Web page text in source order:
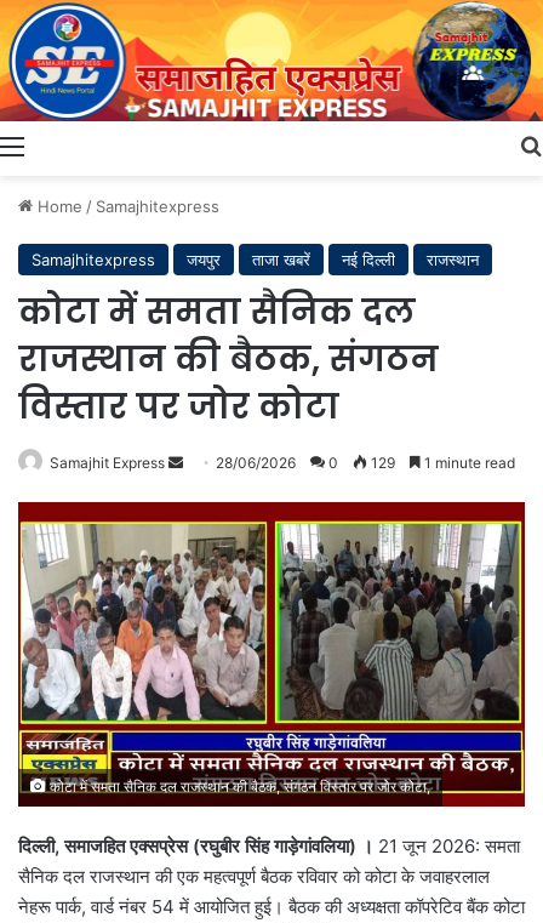
Menu
Home / Samajhitexpress
Samajhitexpress जयपुर ताजा खबरें नई दिल्ली राजस्थान
कोटा में समता सैनिक दल
राजस्थान की बैठक, संगठन
विस्तार पर जोर कोटा
Samajhit Express
Send
email
28/06/2026 0 129 1 minute read
कोटा में समता सैनिक दल राजस्थान की बैठक, संगठन विस्तार पर जोर कोटा,
दिल्ली,समाजहितएक्सप्रेस (रघुबीरसिंहगाड़ेगांवलिया) । 21 जून 2026: समता
सैनिक दल राजस्थान की एक महत्वपूर्ण बैठक रविवार को कोटा के जवाहरलाल
नेहरू पार्क, वार्ड नंबर 54 में आयोजित हुई। बैठक की अध्यक्षता कॉपरेटिव बैंक कोटा